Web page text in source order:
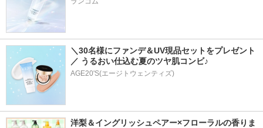
＼30名様にファンデ＆UV現品セットをプレゼント
／ うるおい仕込む夏のツヤ肌コンビ♪
AGE20'S(エージトウェンティズ)
洋梨＆イングリッシュペアー×フローラルの香りま